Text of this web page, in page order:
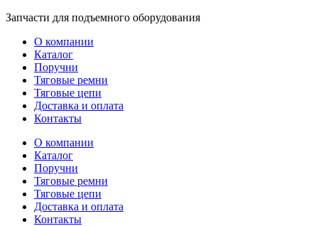
Перейти
содержимому
Запчасти для подъемного оборудования
О компании
Каталог
Поручни
Тяговые ремни
Тяговые цепи
Доставка и оплата
Контакты
О компании
Каталог
Поручни
Тяговые ремни
Тяговые цепи
Доставка и оплата
Контакты